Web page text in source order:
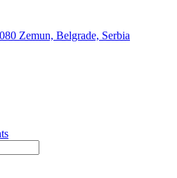
Zemun, Belgrade, Serbia